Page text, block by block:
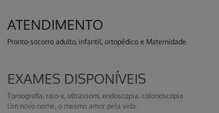
ATENDIMENTO
Pronto-socorro adulto, infantil, ortopédico e Maternidade.
EXAMES DISPONÍVEIS
Tomografia, raio-x, ultrassom, endoscopia, colonoscopia.
Um novo nome, o mesmo amor pela vida.